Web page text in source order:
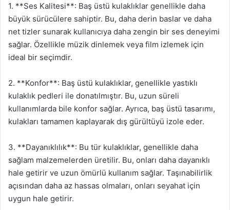
1. **Ses Kalitesi**: Baş üstü kulaklıklar genellikle daha
büyük sürücülere sahiptir. Bu, daha derin baslar ve daha
net tizler sunarak kullanıcıya daha zengin bir ses deneyimi
sağlar. Özellikle müzik dinlemek veya film izlemek için
ideal bir seçimdir.
2. **Konfor**: Baş üstü kulaklıklar, genellikle yastıklı
kulaklık pedleri ile donatılmıştır. Bu, uzun süreli
kullanımlarda bile konfor sağlar. Ayrıca, baş üstü tasarımı,
kulakları tamamen kaplayarak dış gürültüyü izole eder.
3. **Dayanıklılık**: Bu tür kulaklıklar, genellikle daha
sağlam malzemelerden üretilir. Bu, onları daha dayanıklı
hale getirir ve uzun ömürlü kullanım sağlar. Taşınabilirlik
açısından daha az hassas olmaları, onları seyahat için
uygun hale getirir.